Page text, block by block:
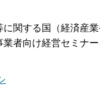
に関する国（経済産
業者向け経営セミナ